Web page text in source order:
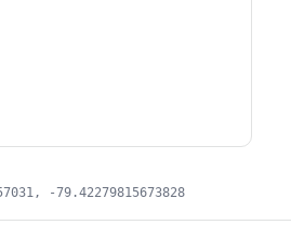
-79.42279815673828